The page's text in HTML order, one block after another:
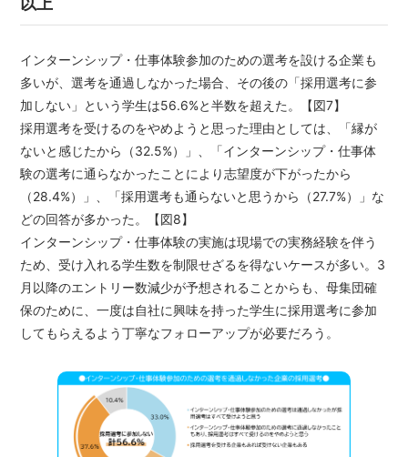
インターンシップ・仕事体験参加のための選考を設ける企業も
多いが、選考を通過しなかった場合、その後の「採用選考に参
加しない」という学生は56.6%と半数を超えた。【図7】
採用選考を受けるのをやめようと思った理由としては、「縁が
ないと感じたから（32.5%）」、「インターンシップ・仕事体
験の選考に通らなかったことにより志望度が下がったから
（28.4%）」、「採用選考も通らないと思うから（27.7%）」な
どの回答が多かった。【図8】
インターンシップ・仕事体験の実施は現場での実務経験を伴う
ため、受け入れる学生数を制限せざるを得ないケースが多い。3
月以降のエントリー数減少が予想されることからも、母集団確
保のために、一度は自社に興味を持った学生に採用選考に参加
してもらえるよう丁寧なフォローアップが必要だろう。